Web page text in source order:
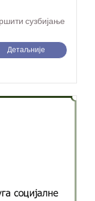
сузбијање
Детаљније